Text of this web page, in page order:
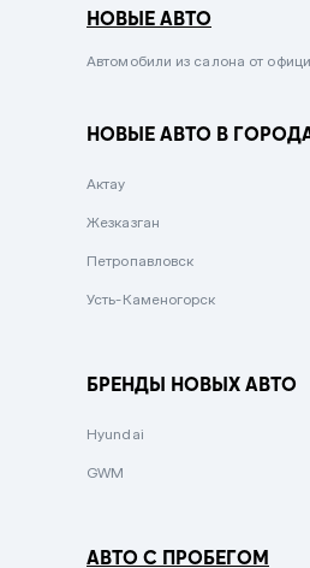
Сиреневый металлик
Вишневый
Зеленый металлик
НОВЫЕ АВТО
Автомобили из салона от
НОВЫЕ АВТО В
Актау
Жезказган
Петропавловск
Усть-Каменогорск
БРЕНДЫ НОВЫХ АВТО
Hyundai
GWM
АВТО С ПРОБЕГОМ